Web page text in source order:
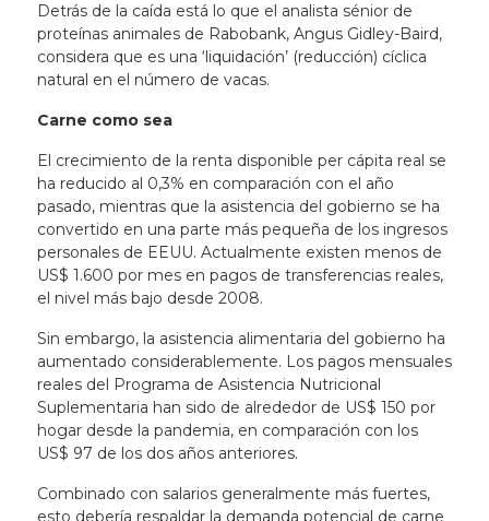
Detrás de la caída está lo que el analista sénior de
proteínas animales de Rabobank, Angus Gidley-Baird,
considera que es una ‘liquidación’ (reducción) cíclica
natural en el número de vacas.
Carne como sea
El crecimiento de la renta disponible per cápita real se
ha reducido al 0,3% en comparación con el año
pasado, mientras que la asistencia del gobierno se ha
convertido en una parte más pequeña de los ingresos
personales de EEUU. Actualmente existen menos de
US$ 1.600 por mes en pagos de transferencias reales,
el nivel más bajo desde 2008.
Sin embargo, la asistencia alimentaria del gobierno ha
aumentado considerablemente. Los pagos mensuales
reales del Programa de Asistencia Nutricional
Suplementaria han sido de alrededor de US$ 150 por
hogar desde la pandemia, en comparación con los
US$ 97 de los dos años anteriores.
Combinado con salarios generalmente más fuertes,
esto debería respaldar la demanda potencial de carne